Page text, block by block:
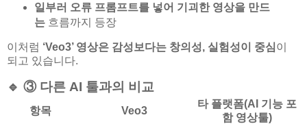
일부러 오류 프롬프트를 넣어 기괴한 영상을 만드
는흐름까지 등장
이처럼 ‘Veo3’ 영상은 감성보다는 창의성, 실험성이 중심 이
되고 있습니다.
🔹 ③ 다른 AI 툴과의 비교
항목 Veo3
타 플랫폼(AI 기능 포
함 영상툴)